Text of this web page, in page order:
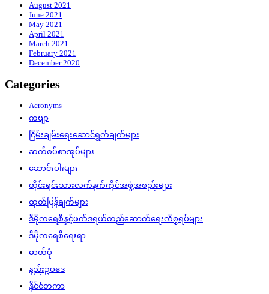
August 2021
June 2021
May 2021
April 2021
March 2021
February 2021
December 2020
Categories
Acronyms
ကဗျာ
ငြိမ်းချမ်းရေးဆောင်ရွက်ချက်များ
ဆက်စပ်စာအုပ်များ
ဆောင်းပါးများ
တိုင်းရင်းသားလက်နက်ကိုင်အဖွဲ့အစည်းများ
ထုတ်ပြန်ချက်များ
ဒီမိုကရေစီနှင့်ဖက်ဒရယ်တည်ဆောက်‌ရေးကိစ္စရပ်များ
ဒီမိုကရေစီရေးရာ
ဓာတ်ပုံ
နည်းဥပဒေ
နိုင်ငံတကာ